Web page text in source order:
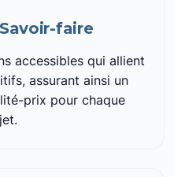
faire
accessibles qui allient
assurant ainsi un
prix pour chaque